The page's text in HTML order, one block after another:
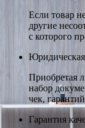
Если товар
другие
с которого
Приобретая
набор
чек,
Гарантия